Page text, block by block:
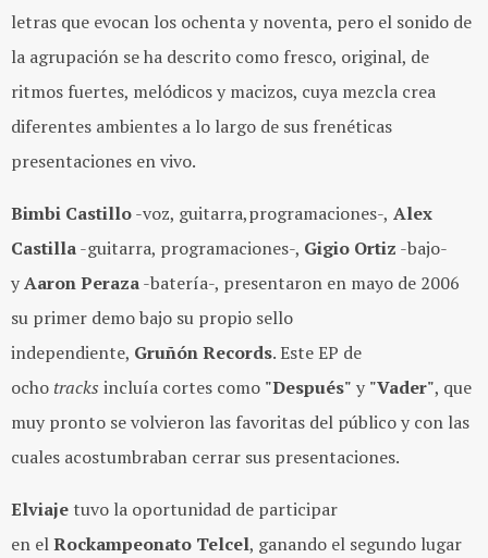
letras que evocan los ochenta y noventa, pero el sonido de
la agrupación se ha descrito como fresco, original, de
ritmos fuertes, melódicos y macizos, cuya mezcla crea
diferentes ambientes a lo largo de sus frenéticas
presentaciones en vivo.
Bimbi Castillo-voz, guitarra,programaciones-, Alex
Castilla-guitarra, programaciones-, Gigio Ortiz -bajo-
yAaron Peraza-batería-, presentaron en mayo de 2006
su primer demo bajo su propio sello
independiente, Gruñón Records. Este EP de
ocho tracks incluía cortes como "Después" y "Vader", que
muy pronto se volvieron las favoritas del público y con las
cuales acostumbraban cerrar sus presentaciones.
Elviaje tuvo la oportunidad de participar
en elRockampeonato Telcel, ganando el segundo lugar